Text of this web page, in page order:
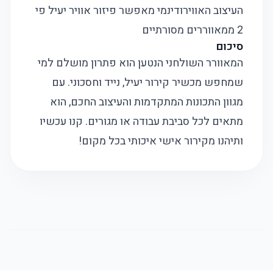
העיצוב האווירודינמי מאפשר פיזור אוויר יעיל פי
2 ממאווררים מסורתיים
סיכום
המאוורר השולחני הנטען הוא פתרון מושלם למי
שמחפש מכשיר קירור יעיל, נייד וחסכוני. עם
מגוון התכונות המתקדמות והעיצוב החכם, הוא
מתאים לכל סביבת עבודה או מגורים. קנו עכשיו
ותיהנו מקירור אישי איכותי בכל מקום!